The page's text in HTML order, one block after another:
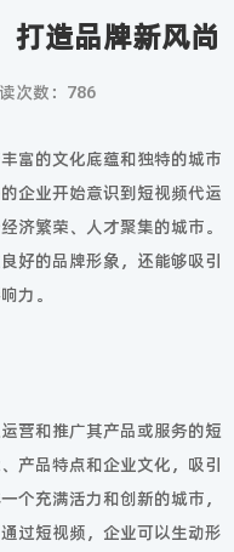
打造品牌新风尚
次数：786
富的文化底蕴和独特的城市
企业开始意识到短视频代运
济繁荣、人才聚集的城市。
好的品牌形象，还能够吸引
力。
营和推广其产品或服务的短
产品特点和企业文化，吸引
个充满活力和创新的城市，
过短视频，企业可以生动形